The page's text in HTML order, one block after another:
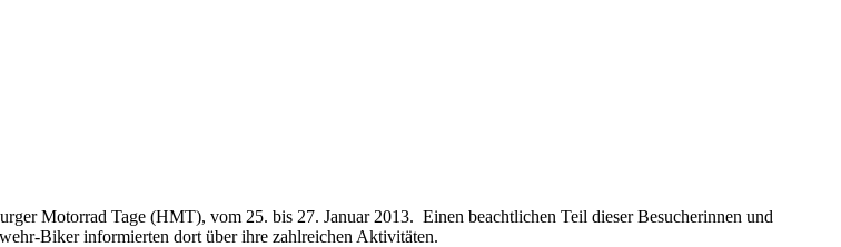
Motorrad Tage (HMT), vom 25. bis 27. Januar 2013. Einen beachtlichen Teil dieser Besucherinnen und
Biker informierten dort über ihre zahlreichen Aktivitäten.